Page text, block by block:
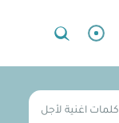
كلمات اغنية لأجل